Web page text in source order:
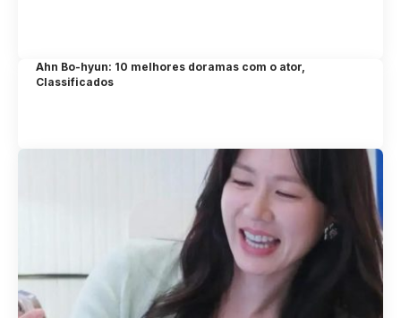
Ahn Bo-hyun: 10 melhores doramas com o ator,
Classificados